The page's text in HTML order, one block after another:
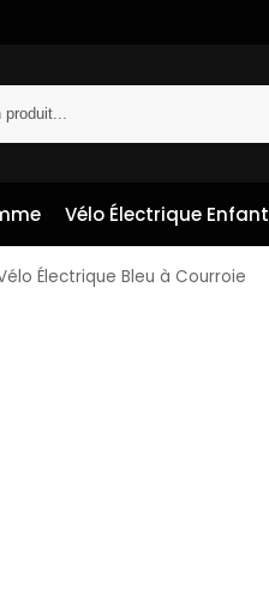
Vélo Électrique Enfant
Électrique Bleu à Courroie